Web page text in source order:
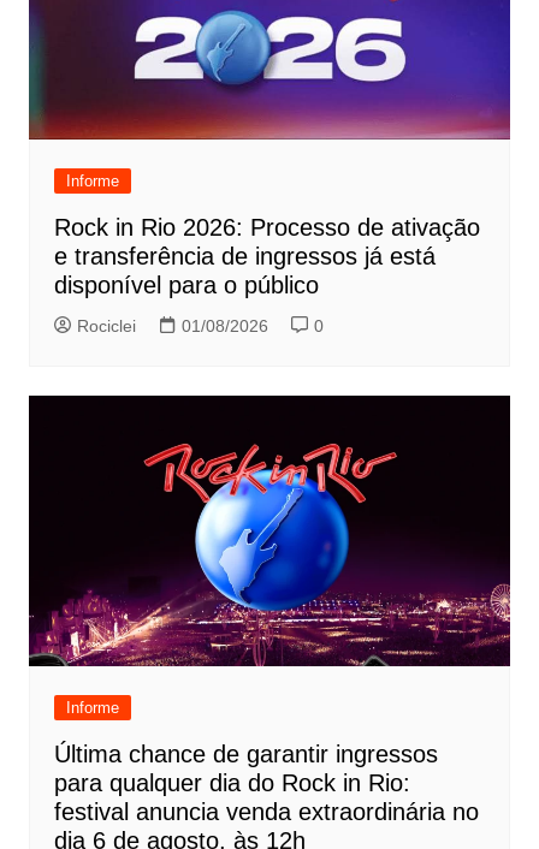
Informe
Rock in Rio 2026: Processo de ativação
e transferência de ingressos já está
disponível para o público
Rociclei 01/08/2026 0
Informe
Última chance de garantir ingressos
para qualquer dia do Rock in Rio:
festival anuncia venda extraordinária no
dia 6 de agosto, às 12h